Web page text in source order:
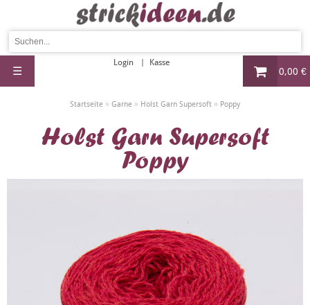
0,00 €
Login Kasse
☰
Startseite » Garne » Holst Garn Supersoft » Poppy
Holst Garn Supersoft
Poppy